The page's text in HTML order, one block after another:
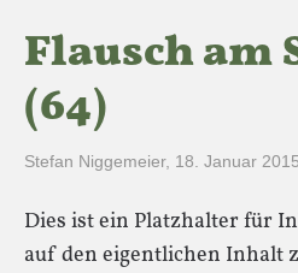
Flausch am
(64)
Stefan Niggemeier, 18. Januar 2015
Dies ist ein Platzhalter für
auf den eigentlichen Inhalt